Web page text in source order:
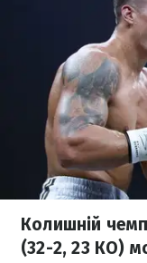
Колишній
(32-2, 23 КО)